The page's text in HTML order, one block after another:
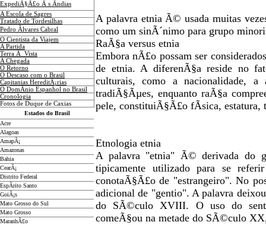
ExpediÃ§Ã£o Ã s Ãndias
A Escola de Sagres
Tratado de Tordesilhas
Pedro Ãlvares Cabral
O Cientista da Viajem
A Partida
Terra Ã Vista
A Chegada
O Retorno
O Descaso com o Brasil
Capitanias HereditÃ¡rias
O DomÃ­nio Espanhol no Brasil
Cronologia
Fotos de Duque de Caxias
Estados do Brasil
Acre
Alagoas
AmapÃ¡
Amazonas
Bahia
CearÃ¡
Distrito Federal
EspÃ­rito Santo
GoiÃ¡s
Mato Grosso do Sul
Mato Grosso
MaranhÃ£o
A palavra etnia Ã© usada muitas
como um sinÃ´nimo para grupo
RaÃ§a versus etnia
Embora nÃ£o possam ser
de etnia. A diferenÃ§a reside no
culturais, como a nacionalidade,
tradiÃ§Ãµes, enquanto raÃ§a
pele, constituiÃ§Ã£o fÃ­sica, estatura,
Etnologia etnia
A palavra "etnia" Ã© derivada do
tipicamente utilizado para se
conotaÃ§Ã£o de "estrangeiro". No
adicional de "gentio". A palavra
do SÃ©culo XVIII. O uso do
comeÃ§ou na metade do SÃ©culo